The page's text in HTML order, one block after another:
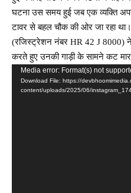
घटना उस समय हुई जब एक व्यक्ति
टावर से बहल चौक की ओर जा रहा
(रजिस्ट्रेशन नंबर HR 42 J
करते हुए उनकी गाड़ी के सामने कट
Video
Player
Media error: Format(s) not
Download File: https://
content/uploads/2025/06/